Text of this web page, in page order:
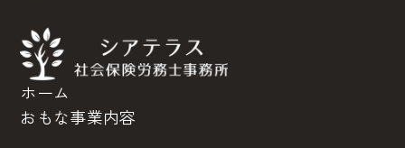
ホーム
おもな事業内容